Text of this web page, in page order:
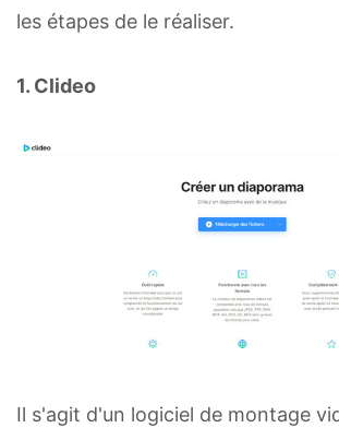
les étapes de le réaliser.
1. Clideo
Il s'agit d'un logiciel de montage